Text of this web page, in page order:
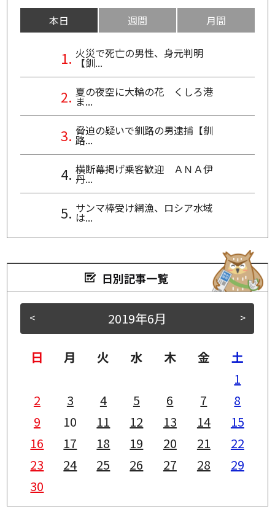
本日 週間 月間
火災で死亡の男性、身元判明
【釧...
夏の夜空に大輪の花 くしろ港
ま...
脅迫の疑いで釧路の男逮捕【釧
路...
横断幕掲げ乗客歓迎 ＡＮＡ伊
丹...
サンマ棒受け網漁、ロシア水域
は...
日別記事一覧
< >
2019年6月
日 月 火 水 木 金
土
1
2
3 4 5 6 7
8
9
10 11 12 13 14
15
16
17 18 19 20 21
22
23
24 25 26 27 28
29
30